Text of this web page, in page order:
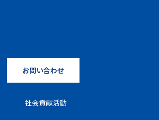
お問い合わせ
社会貢献活動